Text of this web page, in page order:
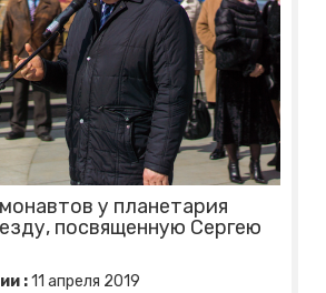
у планетария
посвященную Сергею
:11 апреля 2019